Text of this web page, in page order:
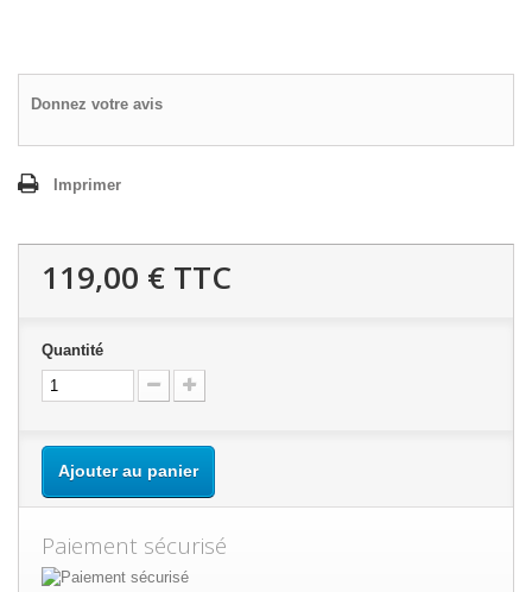
Donnez votre avis
Imprimer
119,00 € TTC
Quantité
Ajouter au panier
Paiement sécurisé